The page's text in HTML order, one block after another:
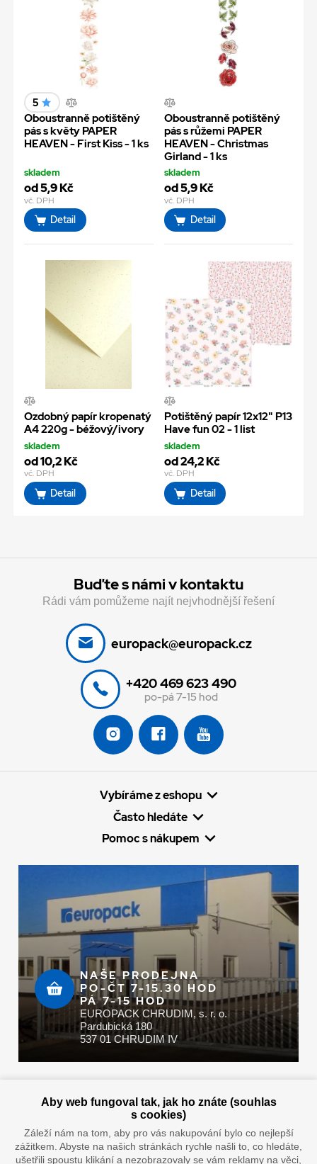
5
Oboustranně potištěný
pás s květy PAPER
HEAVEN - First Kiss - 1 ks
skladem
od 5,9 Kč
vč. DPH
Detail
Oboustranně potištěný
pás s růžemi PAPER
HEAVEN - Christmas
Girland - 1 ks
skladem
od 5,9 Kč
vč. DPH
Detail
Ozdobný papír kropenatý
A4 220g - béžový/ivory
skladem
od 10,2 Kč
vč. DPH
Detail
Potištěný papír 12x12" P13
Have fun 02 - 1 list
skladem
od 24,2 Kč
vč. DPH
Detail
Buďte s námi v kontaktu
Rádi vám pomůžeme najít nejvhodnější řešení
europack@europack.cz
+420 469 623 490
po-pá 7-15 hod
Vybíráme z eshopu
Často hledáte
Pomoc s nákupem
NAŠE PRODEJNA
PO-ČT 7-15.30 HOD
PÁ 7-15 HOD
EUROPACK CHRUDIM, s. r. o.
Pardubická 180
537 01 CHRUDIM IV
Doprava vaším oblíbeným dopravcem
Aby web fungoval tak, jak ho znáte (souhlas
s cookies)
Záleží nám na tom, aby pro vás nakupování bylo co nejlepší
zážitkem. Abyste na našich stránkách rychle našli to, co hledáte,
ušetřili spoustu klikání a nezobrazovaly se vám reklamy na věci,